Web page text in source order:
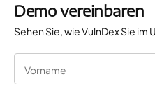
Demo vereinbaren
Sehen Sie, wie VulnDex Sie
Vorname